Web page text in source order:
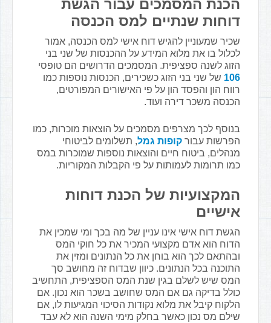
הכנת המסמכים עבור הגשת
דוחות שנתיים למס הכנסה
שכיר שמעוניין להגיש דוח אישי למס הכנסה, אמור
לכלול בו את מלוא המידע על ההכנסות של שני בני
הזוג לשנה ספציפית. המסמכים הדרושים הם טופסי
106 של שני בני הזוג כשכירים, הכנסות נוספות כמו
רווח הון והפסד הון על פי האישורים המפורטים,
הכנסה משכר דירה ועוד.
בנוסף לכך מצרפים מסמכים על הוצאות מוכרות, כמו
הפרשות עבור קופות גמל, תשלומים לביטוחי
מנהלים, ביטוח חיים והוצאות נוספות שמוכרות במס
כמו תרומות לעמותות על פי הקבלות המקוריות.
המקצועיות של הכנת דוחות
אישיים
הגשת דוח אישי אינו עניין של מה בכך ומי שמכין את
הדוח הוא אדם מקצועי המכיר את כל חוקי המס
ובהתאם לכך הוא בוחן את כל הנתונים ומזין את
התוכנה בכל הנתונים. כיוון שבדוח זה מחושב סך
המס שיש לשלם בגין שנת המס הספציפית, התחשיב
כולל בדיקה גם אם המס שחושב בשכר הוא נכון. אם
הלקוח קיבל את מלוא נקודות הסיכוי המגיעות לו, אם
שילם מס נכון כאשר בחלק מימי השנה הוא לא עבד